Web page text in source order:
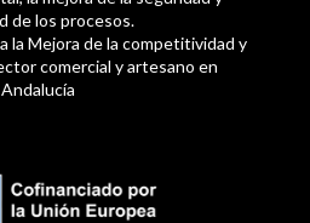
de los procesos.
la Mejora de la competitividad y
comercial y artesano en
Andalucía